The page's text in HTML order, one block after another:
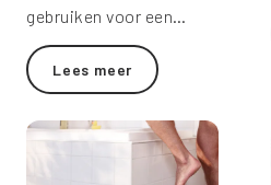
gebruiken voor een
nieuwe badkamer.
Lees meer